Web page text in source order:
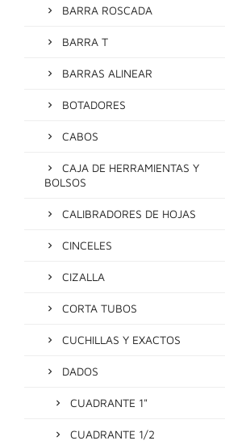
BARRA ROSCADA
BARRA T
BARRAS ALINEAR
BOTADORES
CABOS
CAJA DE HERRAMIENTAS Y
BOLSOS
CALIBRADORES DE HOJAS
CINCELES
CIZALLA
CORTA TUBOS
CUCHILLAS Y EXACTOS
DADOS
CUADRANTE 1"
CUADRANTE 1/2